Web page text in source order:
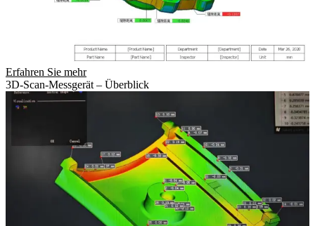
Erfahren Sie mehr
3D-Scan-Messgerät – Überblick